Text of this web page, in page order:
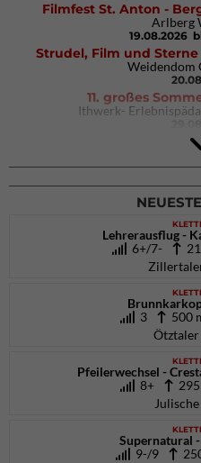
Filmfest St. Anton -
Arlberg
19.08.2026
Strudel, Film und
Weidendom
11. großes
Ithwerk-
4Blocs
DAV Kletter- &
Lehrerausflug -
6+/7-
3
500
Pfeilerwechsel -
8+
Supernatural
9-/9